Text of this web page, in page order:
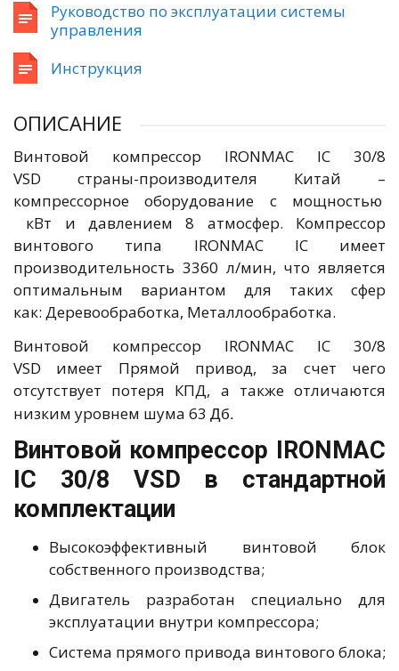
Руководство по эксплуатации системы
управления
Инструкция
ОПИСАНИЕ
Винтовой компрессор IRONMAC IC 30/8
VSD страны-производителя Китай –
компрессорное оборудование с мощностью
кВт и давлением 8 атмосфер. Компрессор
винтового типа IRONMAC IC имеет
производительность 3360 л/мин, что является
оптимальным вариантом для таких сфер
как: Деревообработка, Металлообработка.
Винтовой компрессор IRONMAC IC 30/8
VSD имеет Прямой привод, за счет чего
отсутствует потеря КПД, а также отличаются
низким уровнем шума 63 Дб.
Винтовой компрессор IRONMAC
IC 30/8 VSD в стандартной
комплектации
Высокоэффективный винтовой блок
собственного производства;
Двигатель разработан специально для
эксплуатации внутри компрессора;
Система прямого привода винтового блока;